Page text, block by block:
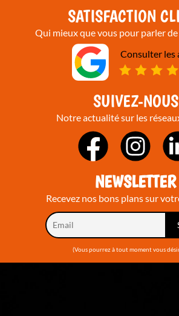
SATISFACTION
Qui mieux que vous pour parler
Consulter les
SUIVEZ-NOUS
Notre actualité sur les
NEWSLETTER
Recevez nos bons plans sur
(Vous pourrez à tout moment vous